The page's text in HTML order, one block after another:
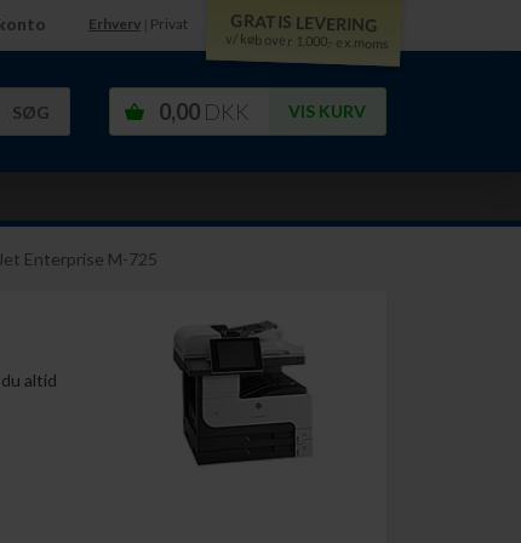
Erhverv Privat GRATIS LEVERING
v/ køb over 1.000,- ex.moms
VIS KURV
0,00 DKK
Enterprise M-725
altid